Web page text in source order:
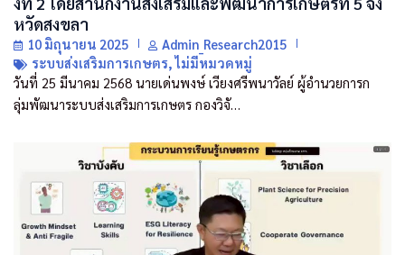
หวัดสงขลา
10 มิถุนายน 2025
Admin_Research2015
ระบบส่งเสริมการเกษตร ,ไม่มีหมวดหมู่
วันที่ 25 มีนาคม 2568 นายเด่นพงษ์ เวียงศรีพนาวัลย์ ผู้อำนวยการก
ลุ่มพัฒนาระบบส่งเสริมการเกษตร กองวิจั…